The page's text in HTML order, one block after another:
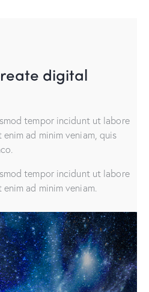
digital
tempor incidunt ut labore
ad minim veniam, quis
tempor incidunt ut labore
ad minim veniam.